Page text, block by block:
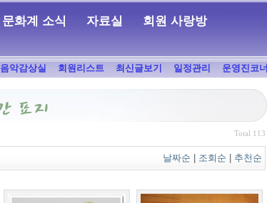
문화계 소식 자료실 회원 사랑방
음악감상실 회원리스트 최신글보기 일정관리 운영진코너
Total 113
날짜순 조회순 추천순